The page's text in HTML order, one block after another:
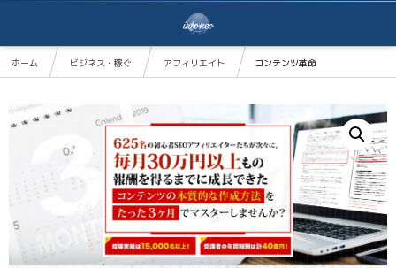
ホーム ビジネス・稼ぐ アフィリエイト コンテンツ革命